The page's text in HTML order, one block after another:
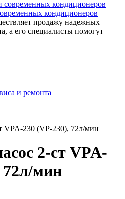
кондиционеров
продажу надежных
а его специалисты помогут
и ремонта
VPA-230 (VP-230), 72л/мин
2-ст VPA-
72л/мин